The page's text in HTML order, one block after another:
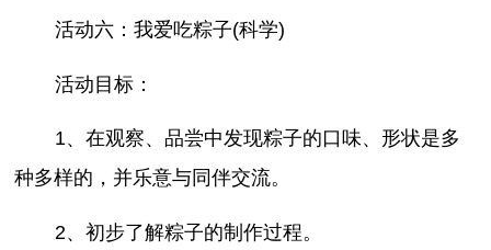
活动六：我爱吃粽子(科学)
活动目标：
1、在观察、品尝中发现粽子的口味、形状是多
种多样的，并乐意与同伴交流。
2、初步了解粽子的制作过程。